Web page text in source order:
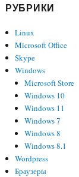
РУБРИКИ
Linux
Microsoft Office
Skype
Windows
Microsoft Store
Windows 10
Windows 11
Windows 7
Windows 8
Windows 8.1
Wordpress
Браузеры